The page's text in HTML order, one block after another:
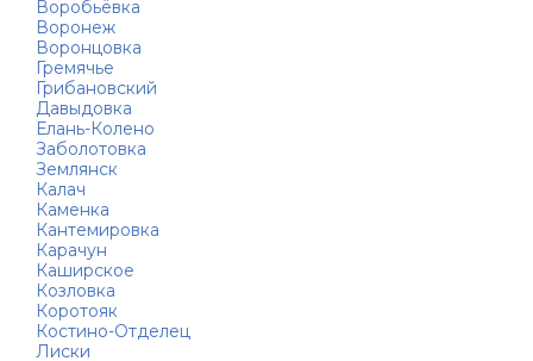
Воробьёвка
Воронеж
Воронцовка
Гремячье
Грибановский
Давыдовка
Елань-Колено
Заболотовка
Землянск
Калач
Каменка
Кантемировка
Карачун
Каширское
Козловка
Коротояк
Костино-Отделец
Лиски